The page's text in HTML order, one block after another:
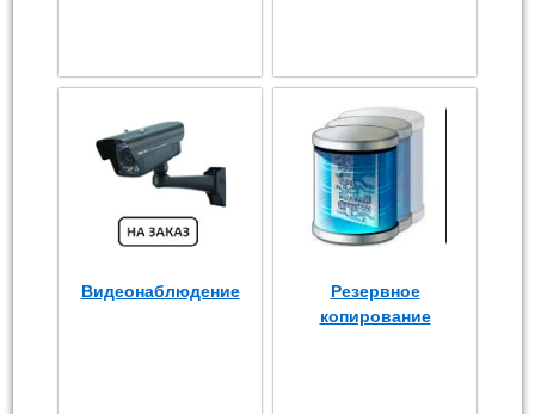
Видеонаблюдение
Резервное
копирование